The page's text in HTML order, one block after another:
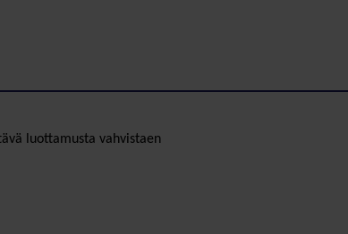
luottamusta vahvistaen